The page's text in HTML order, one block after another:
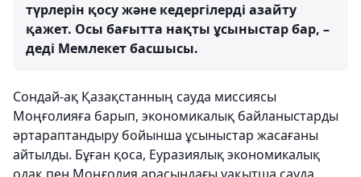
түрлерін қосу және кедергілерді азайту
қажет. Осы бағытта нақты ұсыныстар бар, –
деді Мемлекет басшысы.
Сондай-ақ Қазақстанның сауда миссиясы
Моңғолияға барып, экономикалық байланыстарды
әртараптандыру бойынша ұсыныстар жасағаны
айтылды. Бұған қоса, Еуразиялық экономикалық